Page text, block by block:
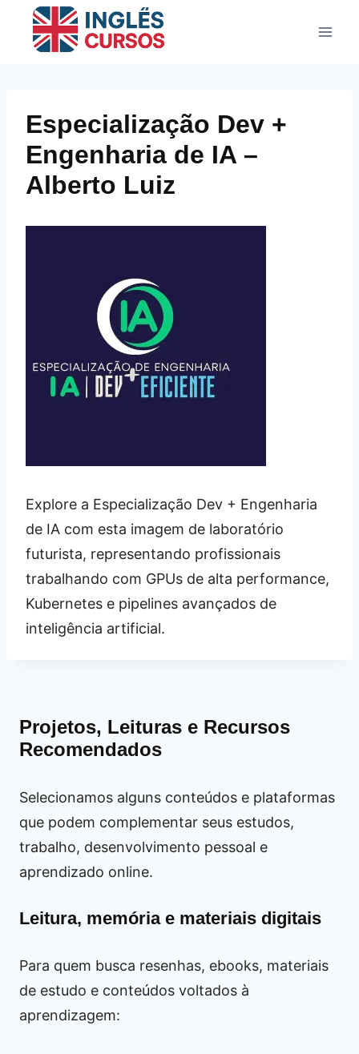
Especialização Dev +
Engenharia de IA –
Alberto Luiz
Explore a Especialização Dev + Engenharia
de IA com esta imagem de laboratório
futurista, representando profissionais
trabalhando com GPUs de alta performance,
Kubernetes e pipelines avançados de
inteligência artificial.
Projetos, Leituras e Recursos
Recomendados
Selecionamos alguns conteúdos e plataformas
que podem complementar seus estudos,
trabalho, desenvolvimento pessoal e
aprendizado online.
Leitura, memória e materiais digitais
Para quem busca resenhas, ebooks, materiais
de estudo e conteúdos voltados à
aprendizagem: